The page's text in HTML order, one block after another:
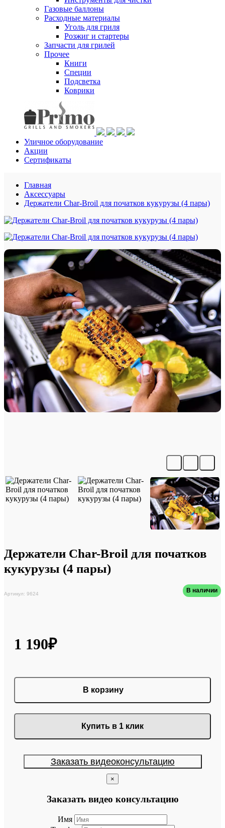
Газовые баллоны
Расходные материалы
Уголь для гриля
Розжиг и стартеры
Запчасти для грилей
Прочее
Книги
Специи
Подсветка
Коврики
Уличное оборудование
Акции
Сертификаты
Главная
Аксессуары
Держатели Char-Broil для початков кукурузы (4 пары)
Держатели Char-Broil для початков
кукурузы (4 пары)
Артикул: 9624 В наличии
1 190₽
В корзину
Купить в 1 клик
Заказать видеоконсультацию
×
Заказать видео консультацию
Имя